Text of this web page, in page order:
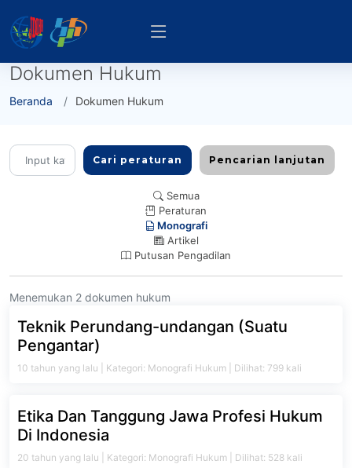
Dokumen Hukum
Beranda Dokumen Hukum
Cari peraturan Pencarian lanjutan
Semua
Peraturan
Monografi
Artikel
Putusan Pengadilan
Menemukan 2 dokumen hukum
Teknik Perundang-undangan (Suatu
Pengantar)
10 tahun yang lalu | Kategori: Monografi Hukum | Dilihat: 799 kali
Etika Dan Tanggung Jawa Profesi Hukum
Di Indonesia
20 tahun yang lalu | Kategori: Monografi Hukum | Dilihat: 528 kali